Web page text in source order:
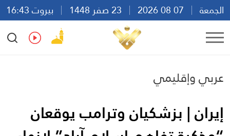
الجمعة
بيروت 16:43
Ar
En Fr Es
عربي وإقليمي
إيران | بزشكيان وترامب يوقعان